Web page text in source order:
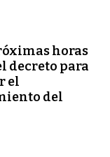
horas
decreto para
el
del